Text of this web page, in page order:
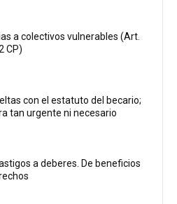
a colectivos vulnerables (Art.
CP)
con el estatuto del becario;
tan urgente ni necesario
a deberes. De beneficios